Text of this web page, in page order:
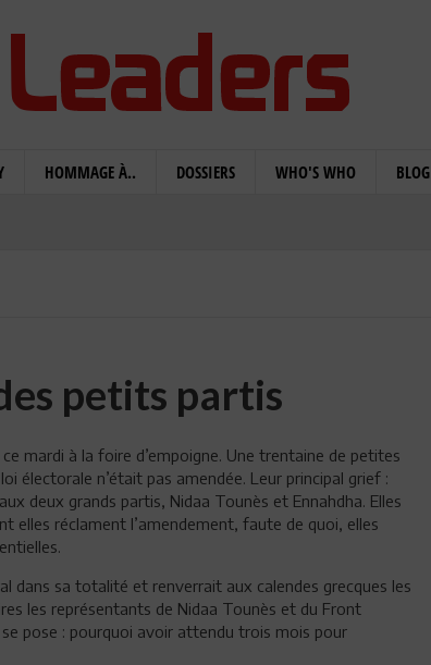
HOMMAGE À.. DOSSIERS WHO'S WHO BLOG
petits partis
mardi à la foire d’empoigne. Une trentaine de petites
électorale n’était pas amendée. Leur principal grief :
deux grands partis, Nidaa Tounès et Ennahdha. Elles
elles réclament l’amendement, faute de quoi, elles
dans sa totalité et renverrait aux calendes grecques les
les représentants de Nidaa Tounès et du Front
pose : pourquoi avoir attendu trois mois pour